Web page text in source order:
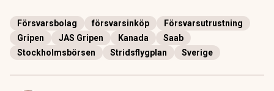
Försvarsbolag försvarsinköp
Försvarsutrustning
Gripen
JAS Gripen Kanada
Saab
Stockholmsbörsen
Stridsflygplan Sverige